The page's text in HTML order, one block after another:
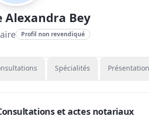
Alexandra Bey
Profil non revendiqué
Spécialités Présentation
et actes notariaux